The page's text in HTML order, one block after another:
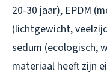
20-30 jaar), EPDM
(lichtgewicht,
sedum (ecologisch,
materiaal heeft zijn